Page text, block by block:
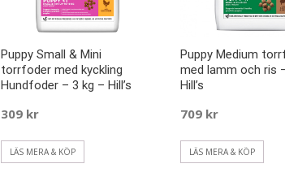
Puppy Small & Mini
torrfoder med kyckling
Hundfoder – 3 kg – Hill’s
309 kr
LÄS MERA & KÖP
Puppy Medium
med lamm och ris
Hill’s
709 kr
LÄS MERA & KÖP